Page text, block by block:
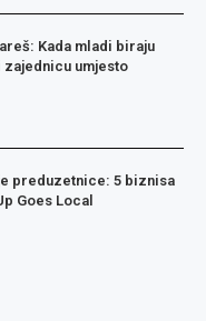
Kada mladi biraju
umjesto
preduzetnice: 5 biznisa
Goes Local